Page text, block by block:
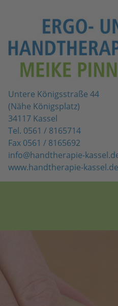
Untere Königsstraße 44
(Nähe Königsplatz)
34117 Kassel
Tel. 0561 / 8165714
Fax 0561 / 8165692
info@handtherapie-
www.handtherapie-kassel.de